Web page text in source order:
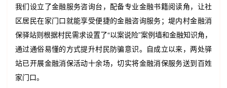
我们设立了金融服务咨询台，配备专业金融书籍阅读角，让社
区居民在家门口就能享受便捷的金融咨询服务；堤内村金融消
保驿站则根据村民需求设置了“以案说险”案例墙和金融知识角，
通过通俗易懂的方式提升村民防骗意识。自成立以来，两处驿
站已开展金融消保活动十余场，切实将金融消保服务送到百姓
家门口。